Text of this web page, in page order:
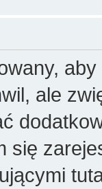
ale
się